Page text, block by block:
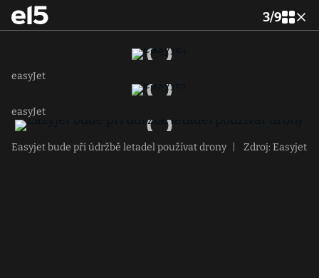
3/9
easyJet
easyJet
Easyjet bude při údržbě letadel používat drony Zdroj: Easyjet